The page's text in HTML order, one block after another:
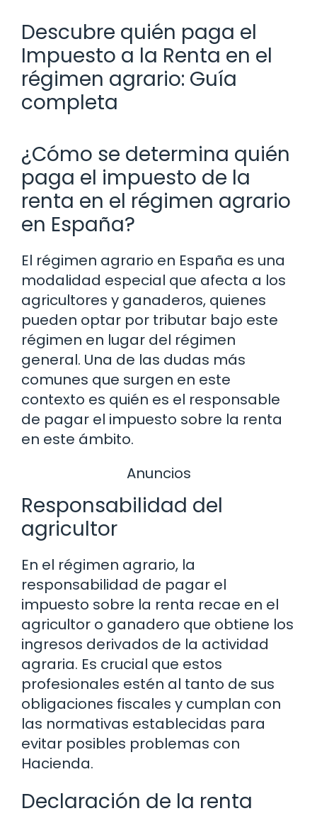
Descubre quién paga el
Impuesto a la Renta en el
régimen agrario: Guía
completa
¿Cómo se determina quién
paga el impuesto de la
renta en el régimen agrario
en España?
El régimen agrario en España es una
modalidad especial que afecta a los
agricultores y ganaderos, quienes
pueden optar por tributar bajo este
régimen en lugar del régimen
general. Una de las dudas más
comunes que surgen en este
contexto es quién es el responsable
de pagar el impuesto sobre la renta
en este ámbito.
Anuncios
Responsabilidad del
agricultor
En el régimen agrario, la
responsabilidad de pagar el
impuesto sobre la renta recae en el
agricultor o ganadero que obtiene los
ingresos derivados de la actividad
agraria. Es crucial que estos
profesionales estén al tanto de sus
obligaciones fiscales y cumplan con
las normativas establecidas para
evitar posibles problemas con
Hacienda.
Declaración de la renta